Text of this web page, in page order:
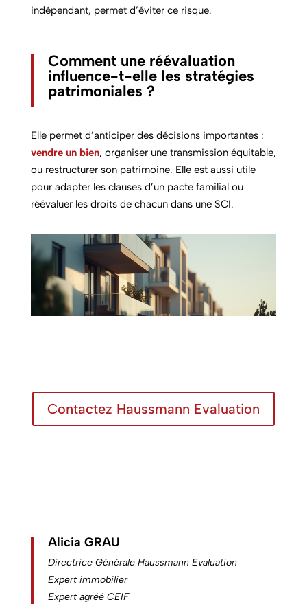
indépendant, permet d’éviter ce risque.
Comment une réévaluation
influence-t-elle les stratégies
patrimoniales ?
Elle permet d’anticiper des décisions importantes :
vendre un bien, organiser une transmission équitable,
ou restructurer son patrimoine. Elle est aussi utile
pour adapter les clauses d’un pacte familial ou
réévaluer les droits de chacun dans une SCI.
Contactez Haussmann Evaluation
Alicia GRAU
Directrice Générale Haussmann Evaluation
Expert immobilier
Expert agréé CEIF